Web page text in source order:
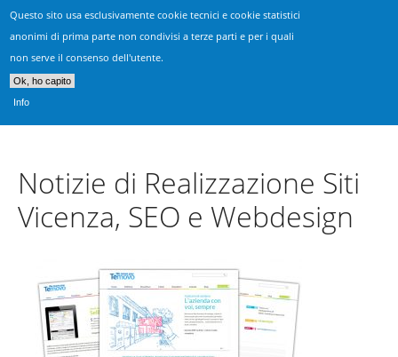
Questo sito usa esclusivamente cookie tecnici e cookie statistici
anonimi di prima parte non condivisi a terze parti e per i quali
non serve il consenso dell'utente.
Ok, ho capito
Info
Realizzazione Siti Vicenza
Consulenza, progettazione & sviluppo siti web
Notizie di Realizzazione Siti
Vicenza, SEO e Webdesign